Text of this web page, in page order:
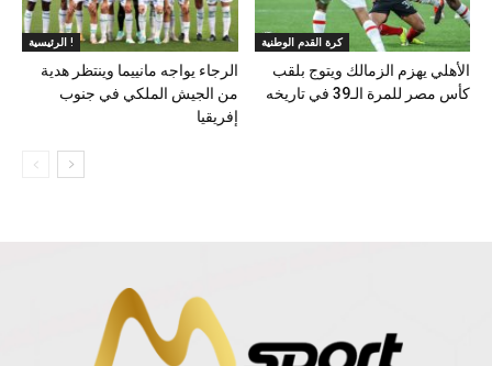
الرئيسية !
الرجاء يواجه مانييما وينتظر هدية
من الجيش الملكي في جنوب
إفريقيا
كرة القدم الوطنية
الأهلي يهزم الزمالك ويتوج بلقب
كأس مصر للمرة الـ39 في تاريخه